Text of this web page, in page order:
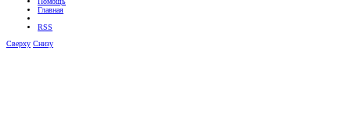
Главная
RSS
Сверху Снизу